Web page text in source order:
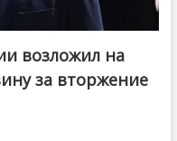
возложил на
за вторжение